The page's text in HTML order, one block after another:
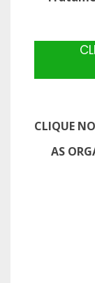
CLIQUE
AS